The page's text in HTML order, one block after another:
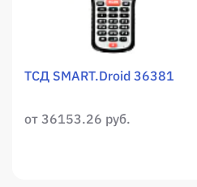
ТСД SMART.Droid 36381
от 36153.26 руб.